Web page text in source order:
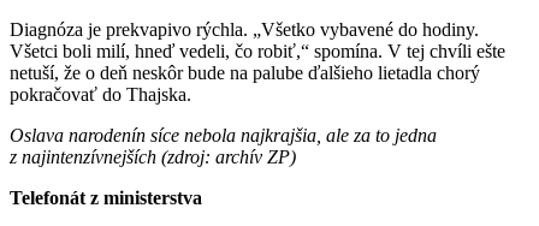
Diagnóza je prekvapivo rýchla. „Všetko vybavené do hodiny.
Všetci boli milí, hneď vedeli, čo robiť,“ spomína. V tej chvíli ešte
netuší, že o deň neskôr bude na palube ďalšieho lietadla chorý
pokračovať do Thajska.
Oslava narodenín síce nebola najkrajšia, ale za to jedna
z najintenzívnejších (zdroj: archív ZP)
Telefonát z ministerstva